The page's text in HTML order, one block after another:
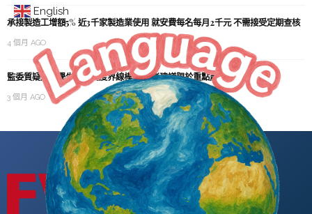
English
承接製造工增額5% 近3千家製造業使用 就安費每名每月2千元 不需接受定期查核
4 個月 AGO
監委質疑外國學生實習制度界線模糊 學者建議限於重點產業確保技術內涵
3 個月 AGO